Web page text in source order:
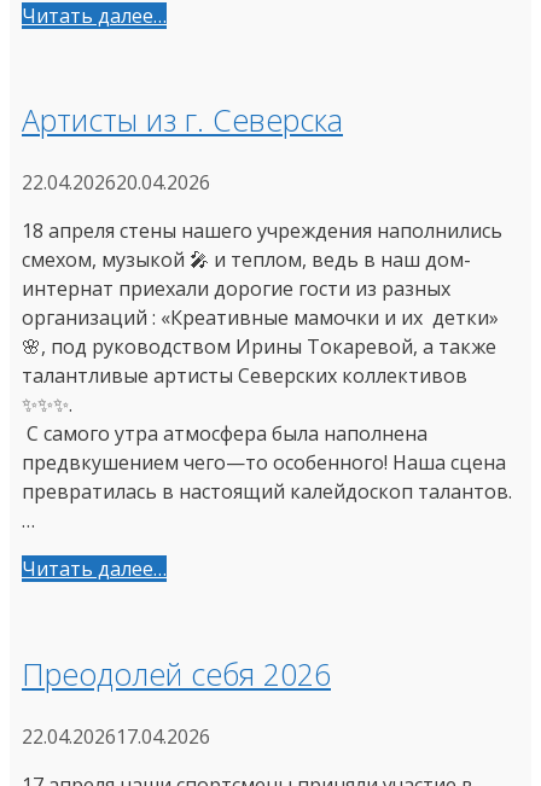
Читать далее…
Артисты из г. Северска
22.04.202620.04.2026
18 апреля стены нашего учреждения наполнились
смехом, музыкой 🎤 и теплом, ведь в наш дом-
интернат приехали дорогие гости из разных
организаций : «Креативные мамочки и их детки»
🌸, под руководством Ирины Токаревой, а также
талантливые артисты Северских коллективов
С самого утра атмосфера была наполнена
предвкушением чего—то особенного! Наша сцена
превратилась в настоящий калейдоскоп талантов.
…
Читать далее…
Преодолей себя 2026
22.04.202617.04.2026